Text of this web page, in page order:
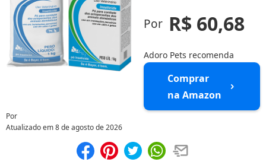
Por R$ 60,68
Adoro Pets recomenda
Comprar
na Amazon
Por
Atualizado em8 de agosto de 2026